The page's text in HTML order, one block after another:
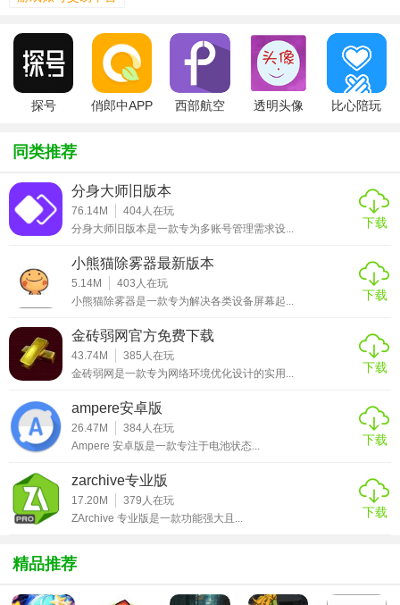
1. 离线地图下载：提前下载目的地地图，无需网络即可进行
导航和定位。
2. GPS轨迹记录：记录并分享自己的探险轨迹，方便他人跟
3. 多语言翻译：支持多种语言翻译，便于国际探险交流。
4. 社区互动：与其他探险爱好者交流经验，参与话题讨论。
5. 紧急求助：内置紧急求助功能，可快速发送求助信息至预
设联系人。
【探号app亮点】
1. 丰富的探险资料库：涵盖全球各地的自然景观、历史遗迹
2. GPS定位与轨迹记录：精准定位，记录探险过程中的每一
个细节。
3. 社区互动与分享：构建探险爱好者的交流空间，分享经
探号 俏郎中APP
西部航空
透明头像
比心陪玩
同类推荐
分身大师旧版本
76.14M 404人在玩
分身大师旧版本是一款专为多账号管理需求设...
下载
小熊猫除雾器最新版本
5.14M 403 人在玩
小熊猫除雾器是一款专为解决各类设备屏幕起...
下载
金砖弱网官方免费下载
43.74M 385 人在玩
金砖弱网是一款专为网络环境优化设计的实用...
下载
ampere安卓版
26.47M 384人在玩
Ampere 安卓版是一款专注于电池状态...
下载
zarchive专业版
17.20M 379 人在玩
ZArchive 专业版是一款功能强大且...
下载
精品推荐